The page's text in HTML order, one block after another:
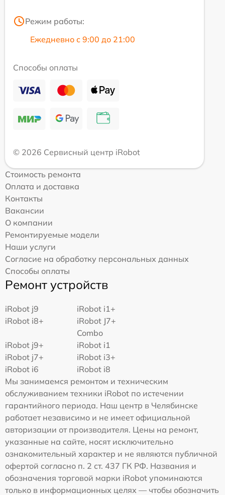
Режим работы:
Ежедневно с 9:00 до 21:00
Способы оплаты
© 2026 Сервисный центр iRobot
Стоимость ремонта
Оплата и доставка
Контакты
Вакансии
О компании
Ремонтируемые модели
Наши услуги
Согласие на обработку персональных данных
Способы оплаты
Ремонт устройств
iRobot j9
iRobot i1+
iRobot i8+
iRobot J7+
Combo
iRobot j9+
iRobot i1
iRobot j7+
iRobot i3+
iRobot i6
iRobot i8
Мы занимаемся ремонтом и техническим
обслуживанием техники iRobot по истечении
гарантийного периода. Наш центр в Челябинске
работает независимо и не имеет официальной
авторизации от производителя. Цены на ремонт,
указанные на сайте, носят исключительно
ознакомительный характер и не являются публичной
офертой согласно п. 2 ст. 437 ГК РФ. Названия и
обозначения торговой марки iRobot упоминаются
только в информационных целях — чтобы обозначить